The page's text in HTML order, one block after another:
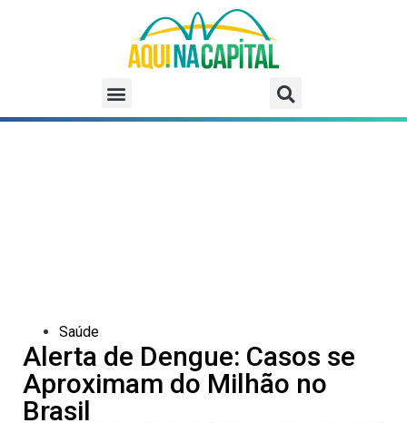
Saúde
Alerta de Dengue: Casos se
Aproximam do Milhão no
Brasil